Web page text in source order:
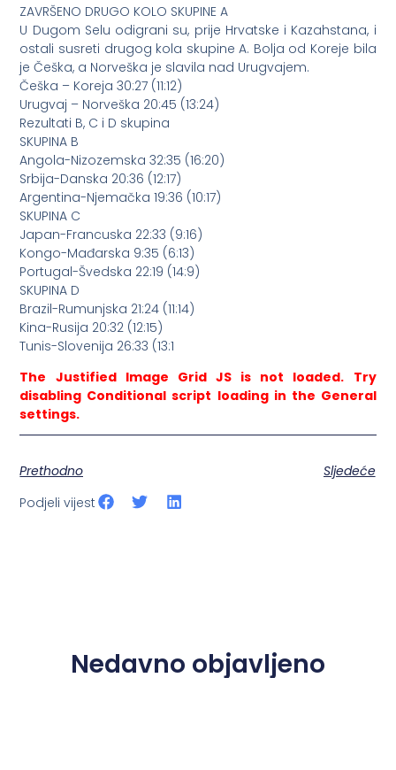
ZAVRŠENO DRUGO KOLO SKUPINE A
U Dugom Selu odigrani su, prije Hrvatske i Kazahstana, i
ostali susreti drugog kola skupine A. Bolja od Koreje bila
je Češka, a Norveška je slavila nad Urugvajem.
Češka – Koreja 30:27 (11:12)
Urugvaj – Norveška 20:45 (13:24)
Rezultati B, C i D skupina
SKUPINA B
Angola-Nizozemska 32:35 (16:20)
Srbija-Danska 20:36 (12:17)
Argentina-Njemačka 19:36 (10:17)
SKUPINA C
Japan-Francuska 22:33 (9:16)
Kongo-Mađarska 9:35 (6:13)
Portugal-Švedska 22:19 (14:9)
SKUPINA D
Brazil-Rumunjska 21:24 (11:14)
Kina-Rusija 20:32 (12:15)
Tunis-Slovenija 26:33 (13:1
The Justified Image Grid JS is not loaded. Try
disabling Conditional script loading in the General
settings.
Prethodno
Sljedeće
Podjeli vijest
Nedavno objavljeno